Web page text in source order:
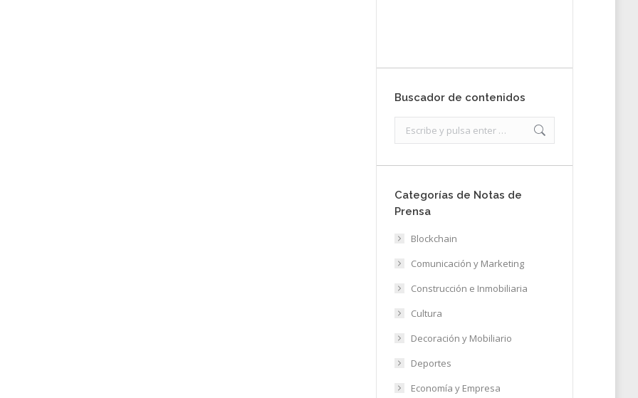
Buscador de contenidos
Categorías de Notas de
Prensa
Blockchain
Comunicación y Marketing
Construcción e Inmobiliaria
Cultura
Decoración y Mobiliario
Deportes
Economía y Empresa